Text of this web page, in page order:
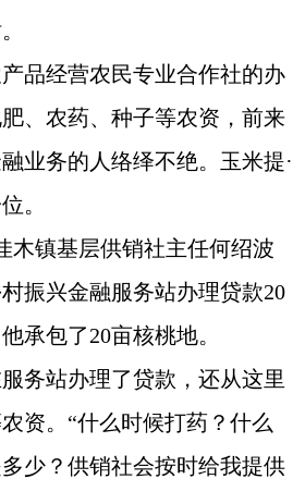
品经营农民专业合作社的办
、农药、种子等农资，前来
业务的人络绎不绝。玉米提·
。
木镇基层供销社主任何绍波
振兴金融服务站办理贷款20
承包了20亩核桃地。
务站办理了贷款，还从这里
资。“什么时候打药？什么
少？供销社会按时给我提供